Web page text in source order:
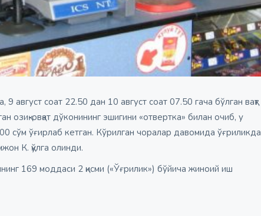
соат 22.50 дан 10 август соат 07.50 гача бўлган вақт
овқат дўконининг эшигини «отвертка» билан очиб, у
сўм ўғирлаб кетган. Кўрилган чоралар давомида ўғриликда
К. қўлга олинди.
169 моддаси 2 қисми («Ўғрилик») бўйича жиноий иш